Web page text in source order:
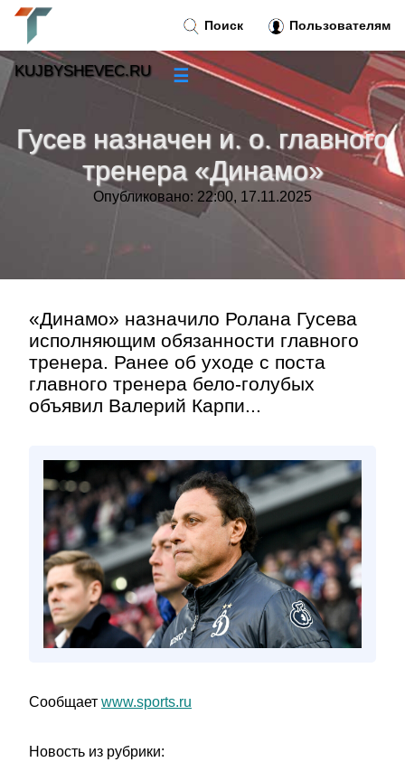
Гусев назначен и. о. главного
тренера «Динамо»
Опубликовано: 22:00, 17.11.2025
«Динамо» назначило Ролана Гусева
исполняющим обязанности главного
тренера. Ранее об уходе с поста
главного тренера бело-голубых
объявил Валерий Карпи...
Сообщает www.sports.ru
Новость из рубрики:
Поиск Пользователям
KUJBYSHEVEC.RU ☰
»
Тренды новостей »
»
Контакт»